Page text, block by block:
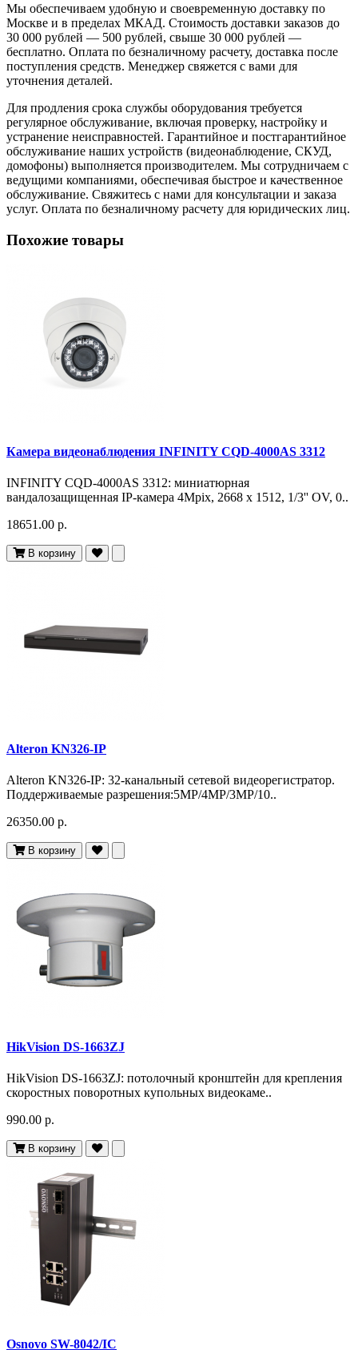
Мы обеспечиваем удобную и своевременную доставку по
Москве и в пределах МКАД. Стоимость доставки заказов до
30 000 рублей — 500 рублей, свыше 30 000 рублей —
бесплатно. Оплата по безналичному расчету, доставка после
поступления средств. Менеджер свяжется с вами для
уточнения деталей.
Для продления срока службы оборудования требуется
регулярное обслуживание, включая проверку, настройку и
устранение неисправностей. Гарантийное и постгарантийное
обслуживание наших устройств (видеонаблюдение, СКУД,
домофоны) выполняется производителем. Мы сотрудничаем с
ведущими компаниями, обеспечивая быстрое и качественное
обслуживание. Свяжитесь с нами для консультации и заказа
услуг. Оплата по безналичному расчету для юридических лиц.
Похожие товары
Камера видеонаблюдения INFINITY CQD-4000AS 3312
INFINITY CQD-4000AS 3312: миниатюрная
вандалозащищенная IP-камера 4Mpix, 2668 х 1512, 1/3'' OV, 0..
18651.00 р.
В корзину
Alteron KN326-IP
Alteron KN326-IP: 32-канальный сетевой видеорегистратор.
Поддерживаемые разрешения:5MP/4MP/3MP/10..
26350.00 р.
В корзину
HikVision DS-1663ZJ
HikVision DS-1663ZJ: потолочный кронштейн для крепления
скоростных поворотных купольных видеокаме..
990.00 р.
В корзину
Osnovo SW-8042/IC